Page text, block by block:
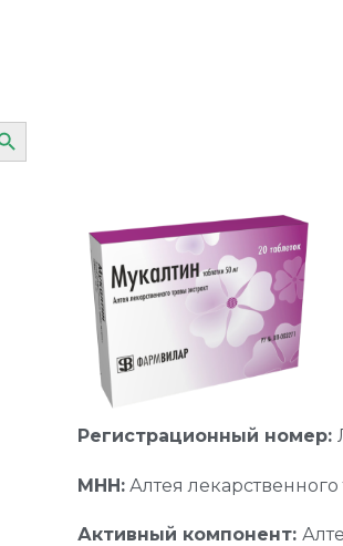
BUTTON
Регистрационный номер:
МНН:Алтея лекарственного
Активный компонент: